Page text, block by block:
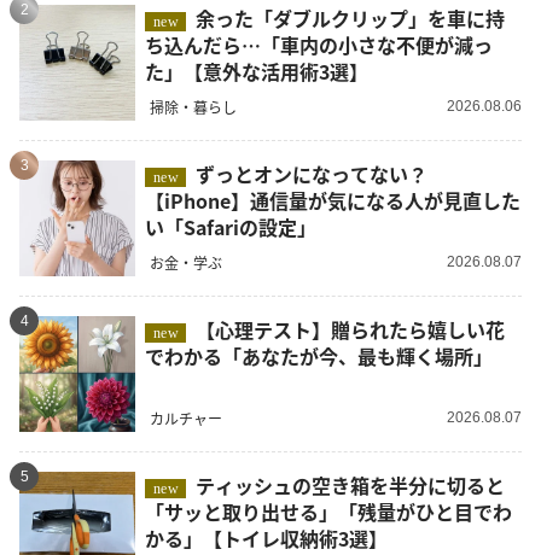
2
new
余った「ダブルクリップ」を車に持
ち込んだら…「車内の小さな不便が減っ
た」【意外な活用術3選】
掃除・暮らし 2026.08.06
3
new
【iPhone】通信量が気になる人が見直した
い「Safariの設定」
お金・学ぶ 2026.08.07
4
new
でわかる「あなたが今、最も輝く場所」
カルチャー 2026.08.07
5
new
「サッと取り出せる」「残量がひと目でわ
かる」【トイレ収納術3選】